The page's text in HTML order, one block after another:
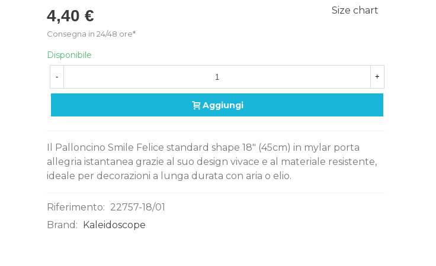
4,40 €
Consegna in 24/48 ore*
Size chart
Disponibile
- +
Aggiungi
Il Palloncino Smile Felice standard shape 18" (45cm) in mylar porta
allegria istantanea grazie al suo design vivace e al materiale resistente,
ideale per decorazioni a lunga durata con aria o elio.
Riferimento: 22757-18/01
Brand:
Kaleidoscope